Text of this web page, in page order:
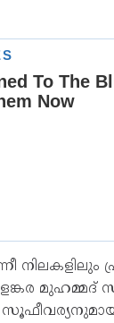
നിലകളിലും